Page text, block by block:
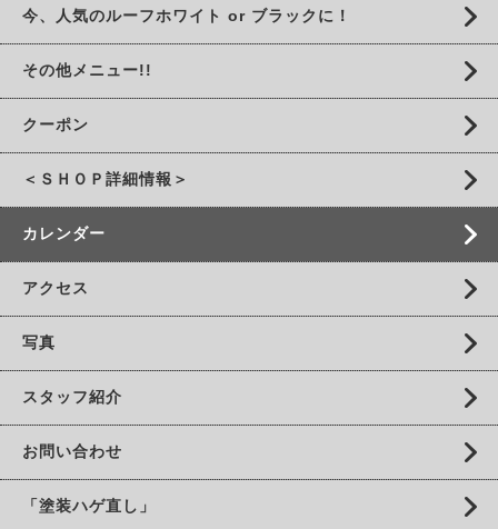
今、人気のルーフホワイト or ブラックに！
その他メニュー!!
クーポン
＜ＳＨＯＰ詳細情報＞
カレンダー
アクセス
写真
スタッフ紹介
お問い合わせ
「塗装ハゲ直し」